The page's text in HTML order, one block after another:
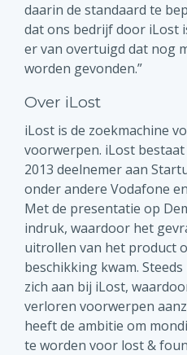
daarin de standaard te
dat ons bedrijf door iLost
er van overtuigd dat nog
worden gevonden.”
Over iLost
iLost is de zoekmachine
voorwerpen. iLost bestaat
2013 deelnemer aan
onder andere Vodafone
Met de presentatie op
indruk, waardoor het
uitrollen van het product
beschikking kwam.
zich aan bij iLost,
verloren voorwerpen
heeft de ambitie om
te worden voor lost &